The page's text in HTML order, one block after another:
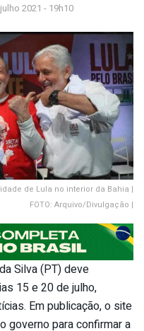
2021 - 19h10
de Lula no interior da Bahia |
FOTO: Arquivo/Divulgação |
Silva (PT) deve
15 e 20 de julho,
Em publicação, o site
governo para confirmar a